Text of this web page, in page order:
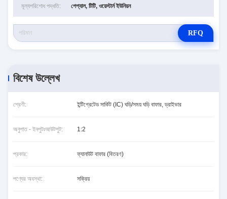
মূল্যপরিশোধ পদ্ধতি: পেপ্যাল, টিটি, ওয়েস্টার্ন ইউনিয়ন
RFQ
বিশেষ উল্লেখ
শ্রেণী: ইন্টিগ্রেটেড সার্কিট (IC) ঘড়ি/সময় ঘড়ি বাফার, ড্রাইভার
অনুপাত - ইনপুটঃআউটপুট: 1:2
প্রকার: ফ্যানাউট বাফার (বিতরণ)
পণ্যের অবস্থা: সক্রিয়